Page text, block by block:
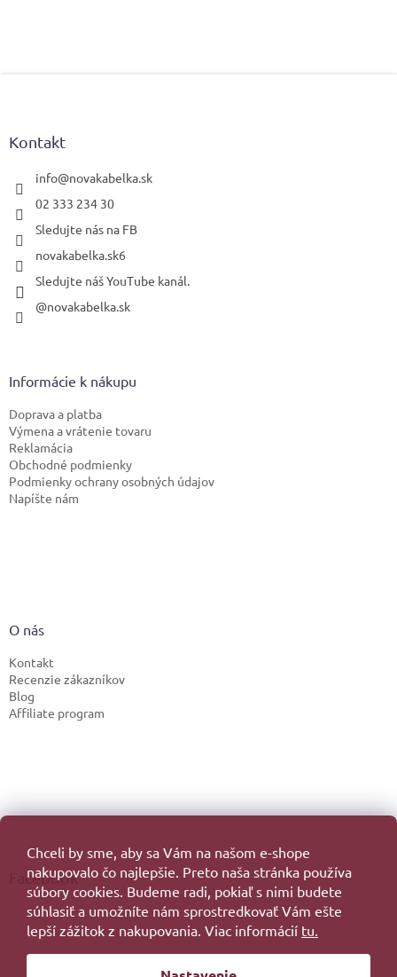
Chceli by sme, aby sa Vám na našom e-shope
nakupovalo čo najlepšie. Preto naša stránka používa
súbory cookies. Budeme radi, pokiaľ s nimi budete
súhlasiť a umožníte nám sprostredkovať Vám ešte
lepší zážitok z nakupovania. Viac informácií tu.
Kontakt
info@novakabelka.sk
02 333 234 30
Sledujte nás na FB
novakabelka.sk6
Sledujte náš YouTube kanál.
@novakabelka.sk
Informácie k nákupu
Doprava a platba
Výmena a vrátenie tovaru
Reklamácia
Obchodné podmienky
Podmienky ochrany osobných údajov
Napíšte nám
O nás
Kontakt
Recenzie zákazníkov
Blog
Affiliate program
Facebook
Vytvoril Shoptet